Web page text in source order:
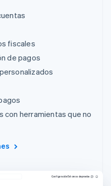
fiscales
de pagos
con herramientas que no
ConfiguraciónEntornos de prueba